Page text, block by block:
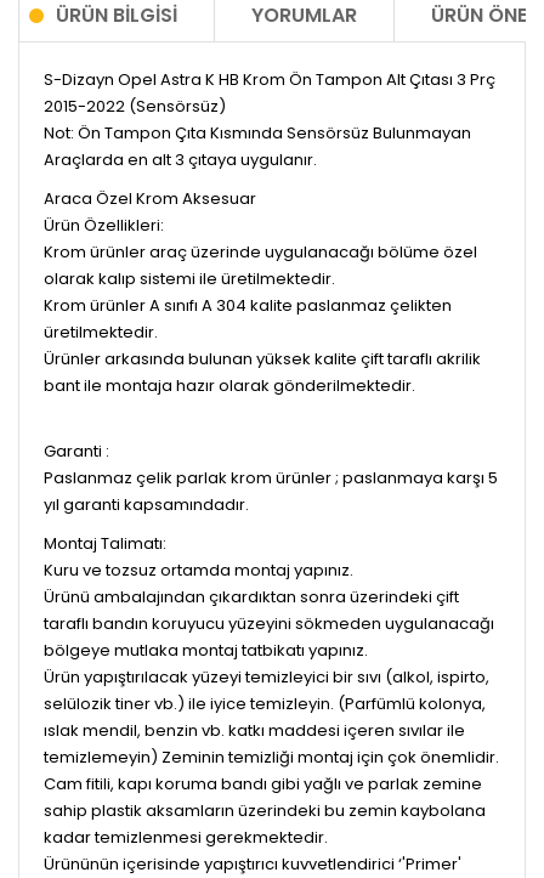
ÜRÜN BILGISI YORUMLAR ÜRÜN
S-Dizayn Opel Astra K HB Krom Ön Tampon Alt Çıtası 3 Prç
2015-2022 (Sensörsüz)
Not: Ön Tampon Çıta Kısmında Sensörsüz Bulunmayan
Araçlarda en alt 3 çıtaya uygulanır.
Araca Özel Krom Aksesuar
Ürün Özellikleri:
Krom ürünler araç üzerinde uygulanacağı bölüme özel
olarak kalıp sistemi ile üretilmektedir.
Krom ürünler A sınıfı A 304 kalite paslanmaz çelikten
üretilmektedir.
Ürünler arkasında bulunan yüksek kalite çift taraflı akrilik
bant ile montaja hazır olarak gönderilmektedir.
Garanti :
Paslanmaz çelik parlak krom ürünler ; paslanmaya karşı 5
yıl garanti kapsamındadır.
Montaj Talimatı:
Kuru ve tozsuz ortamda montaj yapınız.
Ürünü ambalajından çıkardıktan sonra üzerindeki çift
taraflı bandın koruyucu yüzeyini sökmeden uygulanacağı
bölgeye mutlaka montaj tatbikatı yapınız.
Ürün yapıştırılacak yüzeyi temizleyici bir sıvı (alkol, ispirto,
selülozik tiner vb.) ile iyice temizleyin. (Parfümlü kolonya,
ıslak mendil, benzin vb. katkı maddesi içeren sıvılar ile
temizlemeyin) Zeminin temizliği montaj için çok önemlidir.
Cam fitili, kapı koruma bandı gibi yağlı ve parlak zemine
sahip plastik aksamların üzerindeki bu zemin kaybolana
kadar temizlenmesi gerekmektedir.
Ürününün içerisinde yapıştırıcı kuvvetlendirici ‘'Primer'